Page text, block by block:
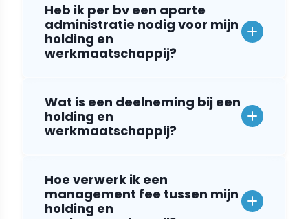
Heb ik per bv een aparte
administratie nodig voor mijn
holding en
werkmaatschappij?
Wat is een deelneming bij een
holding en
werkmaatschappij?
Hoe verwerk ik een
management fee tussen mijn
holding en